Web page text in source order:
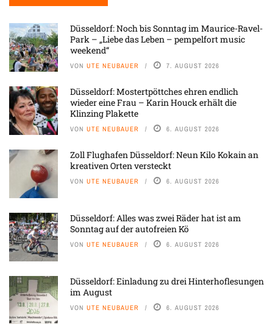
Düsseldorf: Noch bis Sonntag im Maurice-Ravel-
Park – „Liebe das Leben – pempelfort music
weekend“
VON UTE NEUBAUER 7. AUGUST 2026
Düsseldorf: Mostertpöttches ehren endlich
wieder eine Frau – Karin Houck erhält die
Klinzing Plakette
VON UTE NEUBAUER 6. AUGUST 2026
Zoll Flughafen Düsseldorf: Neun Kilo Kokain an
kreativen Orten versteckt
VON UTE NEUBAUER 6. AUGUST 2026
Düsseldorf: Alles was zwei Räder hat ist am
Sonntag auf der autofreien Kö
VON UTE NEUBAUER 6. AUGUST 2026
Düsseldorf: Einladung zu drei Hinterhoflesungen
im August
VON UTE NEUBAUER 6. AUGUST 2026